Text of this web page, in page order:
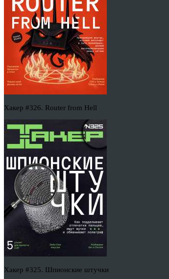
Хакер #326. Router from Hell
Хакер #325. Шпионские штучки